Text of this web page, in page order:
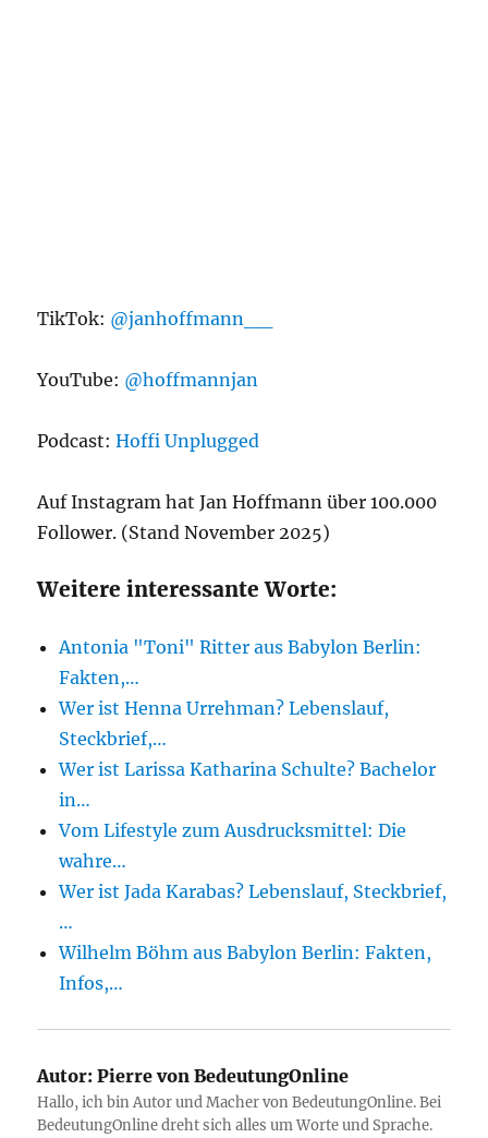
TikTok: @janhoffmann__
YouTube: @hoffmannjan
Podcast:Hoffi Unplugged
Auf Instagram hat Jan Hoffmann über 100.000
Follower. (Stand November 2025)
Weitere interessante Worte:
Antonia "Toni" Ritter aus Babylon Berlin:
Fakten,…
Wer ist Henna Urrehman? Lebenslauf,
Steckbrief,…
Wer ist Larissa Katharina Schulte? Bachelor
in…
Vom Lifestyle zum Ausdrucksmittel: Die
wahre…
Wer ist Jada Karabas? Lebenslauf, Steckbrief,
…
Wilhelm Böhm aus Babylon Berlin: Fakten,
Infos,…
Autor: Pierre von BedeutungOnline
Hallo, ich bin Autor und Macher von BedeutungOnline. Bei
BedeutungOnline dreht sich alles um Worte und Sprache.